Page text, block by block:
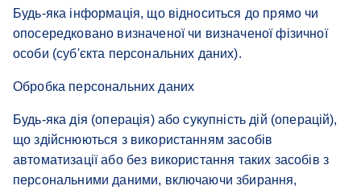
Будь-яка інформація, що відноситься до прямо чи
опосередковано визначеної чи визначеної фізичної
особи (суб'єкта персональних даних).
Обробка персональних даних
Будь-яка дія (операція) або сукупність дій (операцій),
що здійснюються з використанням засобів
автоматизації або без використання таких засобів з
персональними даними, включаючи збирання,